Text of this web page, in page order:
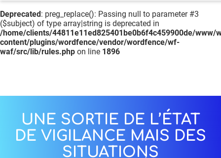
Deprecated: preg_replace(): Passing null to parameter #3
($subject) of type array|string is deprecated in
/home/clients/44811e11ed825401be0b6f4c459900de/www/
content/plugins/wordfence/vendor/wordfence/wf-
waf/src/lib/rules.php on line 1896
UNE SORTIE DE L’ÉTAT
DE VIGILANCE MAIS DES
SITUATIONS